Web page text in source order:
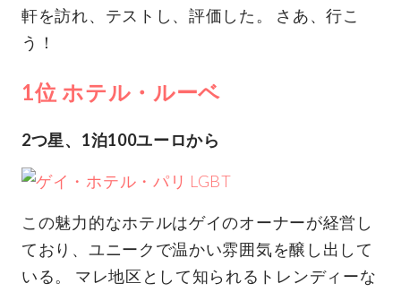
軒を訪れ、テストし、評価した。 さあ、行こ
う！
1位 ホテル・ルーベ
2つ星、1泊100ユーロから
この魅力的なホテルはゲイのオーナーが経営し
ており、ユニークで温かい雰囲気を醸し出して
いる。 マレ地区として知られるトレンディーな